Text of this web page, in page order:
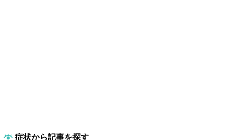
症状から記事を探す